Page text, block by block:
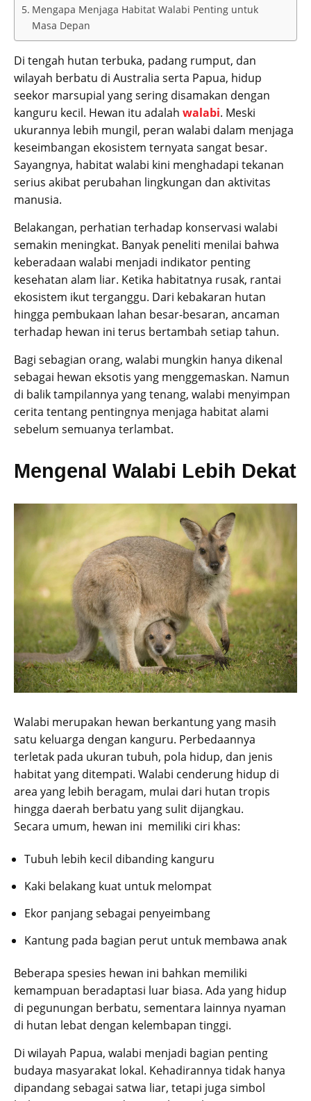
Mengapa Menjaga Habitat Walabi Penting untuk
Masa Depan
Di tengah hutan terbuka, padang rumput, dan
wilayah berbatu di Australia serta Papua, hidup
seekor marsupial yang sering disamakan dengan
kanguru kecil. Hewan itu adalah walabi. Meski
ukurannya lebih mungil, peran walabi dalam menjaga
keseimbangan ekosistem ternyata sangat besar.
Sayangnya, habitat walabi kini menghadapi tekanan
serius akibat perubahan lingkungan dan aktivitas
manusia.
Belakangan, perhatian terhadap konservasi walabi
semakin meningkat. Banyak peneliti menilai bahwa
keberadaan walabi menjadi indikator penting
kesehatan alam liar. Ketika habitatnya rusak, rantai
ekosistem ikut terganggu. Dari kebakaran hutan
hingga pembukaan lahan besar-besaran, ancaman
terhadap hewan ini terus bertambah setiap tahun.
Bagi sebagian orang, walabi mungkin hanya dikenal
sebagai hewan eksotis yang menggemaskan. Namun
di balik tampilannya yang tenang, walabi menyimpan
cerita tentang pentingnya menjaga habitat alami
sebelum semuanya terlambat.
Mengenal Walabi Lebih Dekat
Walabi merupakan hewan berkantung yang masih
satu keluarga dengan kanguru. Perbedaannya
terletak pada ukuran tubuh, pola hidup, dan jenis
habitat yang ditempati. Walabi cenderung hidup di
area yang lebih beragam, mulai dari hutan tropis
hingga daerah berbatu yang sulit dijangkau.
Secara umum, hewan ini memiliki ciri khas:
Tubuh lebih kecil dibanding kanguru
Kaki belakang kuat untuk melompat
Ekor panjang sebagai penyeimbang
Kantung pada bagian perut untuk membawa anak
Beberapa spesies hewan ini bahkan memiliki
kemampuan beradaptasi luar biasa. Ada yang hidup
di pegunungan berbatu, sementara lainnya nyaman
di hutan lebat dengan kelembapan tinggi.
Di wilayah Papua, walabi menjadi bagian penting
budaya masyarakat lokal. Kehadirannya tidak hanya
dipandang sebagai satwa liar, tetapi juga simbol